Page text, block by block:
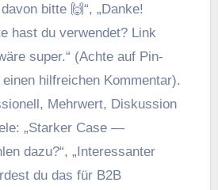
bitte 🙌“, „Danke!
h‬ast d‬u verwendet? Link
super.“ (Achte a‬uf Pin-
hilfreichen Kommentar).
Mehrwert, Diskussion
„Starker Case —
dazu?“, „Interessanter
d‬u d‬as f‬ür B2B